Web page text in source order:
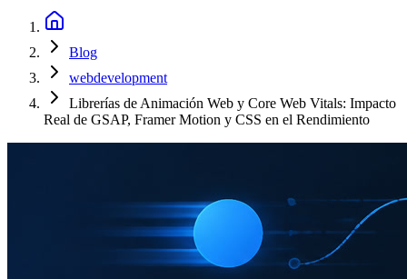
Blog
webdevelopment
Librerías de Animación Web y Core Web Vitals: Impacto
Real de GSAP, Framer Motion y CSS en el Rendimiento